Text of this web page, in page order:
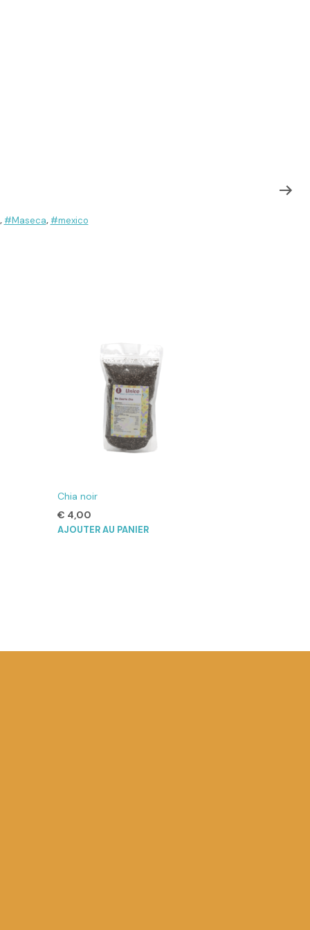
, #Maseca, #mexico
Chia noir
€ 4,00
AJOUTER AU PANIER